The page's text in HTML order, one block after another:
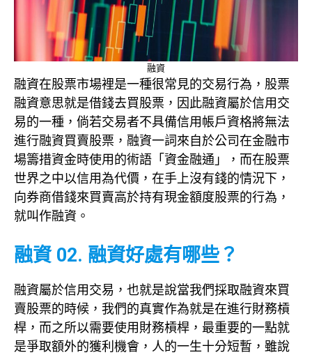
融資
融資在股票市場裡是一種很常見的交易行為，股票
融資意思就是借錢去買股票，因此融資屬於信用交
易的一種，倘若交易者不具備信用帳戶資格將無法
進行融資買賣股票，融資一詞來自於公司在金融市
場籌措資金時使用的術語「資金融通」，而在股票
世界之中以信用為代價，在手上沒有錢的情況下，
向券商借錢來買賣高於持有現金額度股票的行為，
就叫作融資。
融資 02. 融資好處有哪些？
融資屬於信用交易，也就是說當我們採取融資來買
賣股票的時候，我們的真實作為就是在進行財務槓
桿，而之所以需要使用財務槓桿，最重要的一點就
是爭取額外的獲利機會，人的一生十分短暫，雖說